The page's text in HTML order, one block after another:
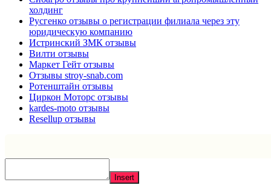
холдинг
Русгенко отзывы о регистрации филиала через эту
юридическую компанию
Истринский ЗМК отзывы
Вилти отзывы
Маркет Гейт отзывы
Отзывы stroy-snab.com
Ротенштайн отзывы
Циркон Моторс отзывы
kardes-moto отзывы
Resellup отзывы
Insert